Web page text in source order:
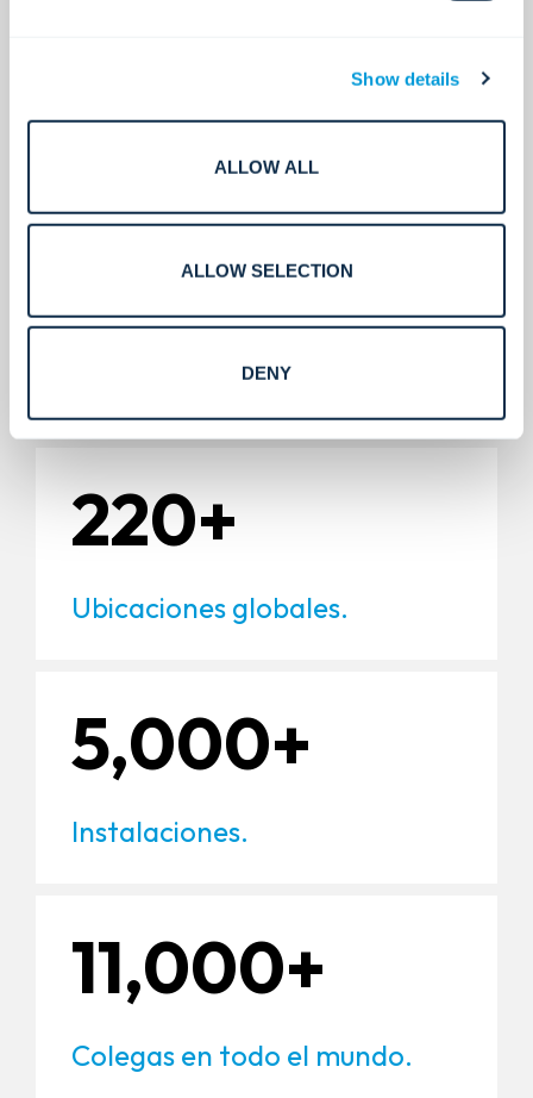
Show details
ALLOW ALL
ALLOW SELECTION
DENY
Socios tecnológicos globales.
400+
Certificaciones y licencias.
220+
Ubicaciones globales.
5,000+
Instalaciones.
11,000+
Colegas en todo el mundo.